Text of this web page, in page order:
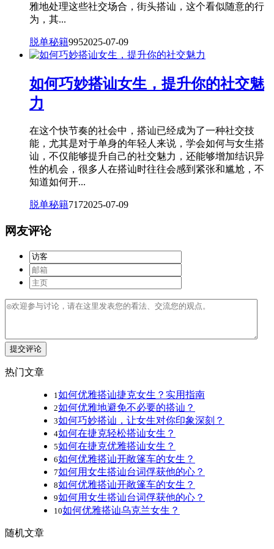
雅地处理这些社交场合，街头搭讪，这个看似随意的行
为，其...
脱单秘籍9952025-07-09
如何巧妙搭讪女生，提升你的社交魅
力
在这个快节奏的社会中，搭讪已经成为了一种社交技
能，尤其是对于单身的年轻人来说，学会如何与女生搭
讪，不仅能够提升自己的社交魅力，还能够增加结识异
性的机会，很多人在搭讪时往往会感到紧张和尴尬，不
知道如何开...
脱单秘籍7172025-07-09
网友评论
提交评论
热门文章
1 如何优雅搭讪捷克女生？实用指南
2如何优雅地避免不必要的搭讪？
3如何巧妙搭讪，让女生对你印象深刻？
4如何在捷克轻松搭讪女生？
5如何在捷克优雅搭讪女生？
6如何优雅搭讪开敞篷车的女生？
7如何用女生搭讪台词俘获他的心？
8如何优雅搭讪开敞篷车的女生？
9如何用女生搭讪台词俘获他的心？
10如何优雅搭讪乌克兰女生？
随机文章